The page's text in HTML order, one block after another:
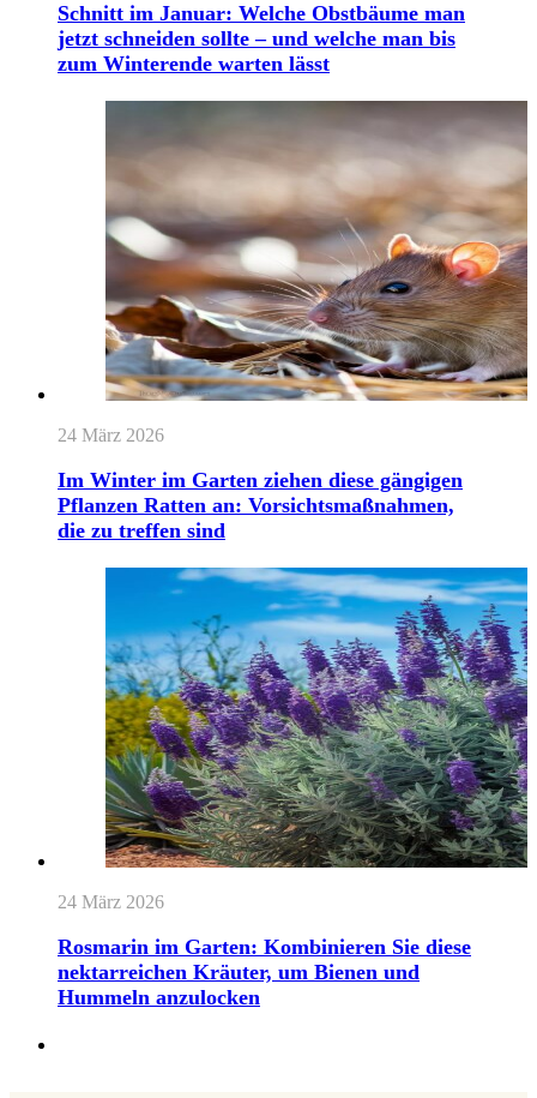
Schnitt im Januar: Welche Obstbäume man
jetzt schneiden sollte – und welche man bis
zum Winterende warten lässt
24 März 2026
Im Winter im Garten ziehen diese gängigen
Pflanzen Ratten an: Vorsichtsmaßnahmen,
die zu treffen sind
24 März 2026
Rosmarin im Garten: Kombinieren Sie diese
nektarreichen Kräuter, um Bienen und
Hummeln anzulocken